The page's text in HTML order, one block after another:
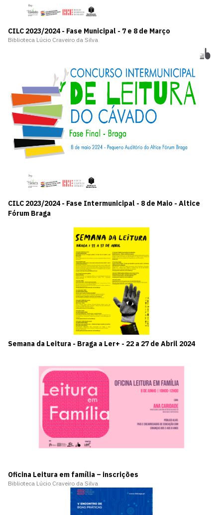
CILC 2023/2024 - Fase Municipal - 7 e 8 de Março
Biblioteca Lúcio Craveiro da Silva
CILC 2023/2024 - Fase Intermunicipal - 8 de Maio - Altice
Fórum Braga
Semana da Leitura - Braga a Ler+ - 22 a 27 de Abril 2024
Oficina Leitura em família – inscrições
Biblioteca Lúcio Craveiro da Silva